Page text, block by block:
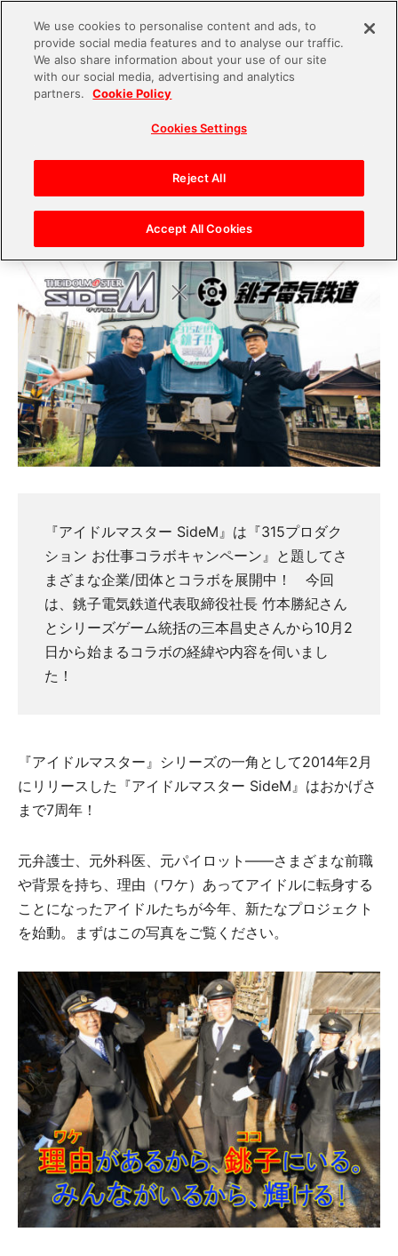
2021.09.30
事コラボインタビュー 理由（ワケ）あって、ア
イドルが駅員に!?
『アイドルマスター SideM』は『315プロダク
ション お仕事コラボキャンペーン』と題してさ
まざまな企業/団体とコラボを展開中！ 今回
は、銚子電気鉄道代表取締役社長 竹本勝紀さん
とシリーズゲーム統括の三本昌史さんから10月2
日から始まるコラボの経緯や内容を伺いまし
た！
『アイドルマスター』シリーズの一角として2014年2月
にリリースした『アイドルマスター SideM』はおかげさ
まで7周年！
元弁護士、元外科医、元パイロット――さまざまな前職
や背景を持ち、理由（ワケ）あってアイドルに転身する
ことになったアイドルたちが今年、新たなプロジェクト
を始動。まずはこの写真をご覧ください。
We use cookies to personalise content and ads, to
provide social media features and to analyse our traffic.
We also share information about your use of our site
with our social media, advertising and analytics
partners.
Cookie Policy
Cookies Settings
Reject All
Accept All Cookies